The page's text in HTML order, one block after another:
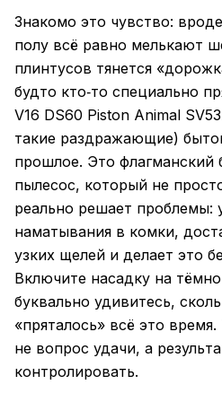
Знакомо это чувство:
полу всё равно мелькают
плинтусов тянется
будто кто‑то специально
V16 DS60 Piston Animal
такие раздражающие)
прошлое. Это флагманский
пылесос, который не
реально решает проблемы:
наматывания в комки,
узких щелей и делает это
Включите насадку на
буквально удивитесь,
«пряталось» всё это
не вопрос удачи, а
контролировать.